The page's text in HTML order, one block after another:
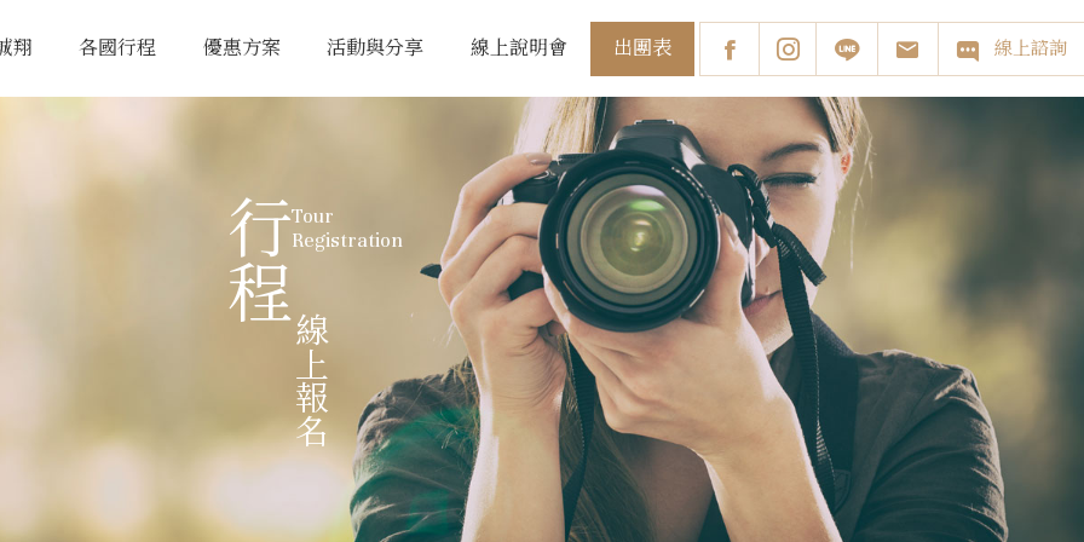
翔 各國行程 優惠方案 活動與分享 線上說明會 出團表 線上諮詢
行程
線上報名
Tour
Registration